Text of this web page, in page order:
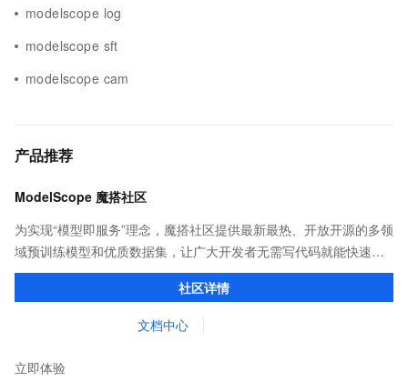
modelscope log
modelscope sft
modelscope cam
产品推荐
ModelScope 魔搭社区
为实现“模型即服务”理念，魔搭社区提供最新最热、开放开源的多领
域预训练模型和优质数据集，让广大开发者无需写代码就能快速体
验模型效果；同时提供抽象编程接口及SDK，对模型进行二次开
发，真正让模型应用到不同的场景中。
社区详情
文档中心
立即体验